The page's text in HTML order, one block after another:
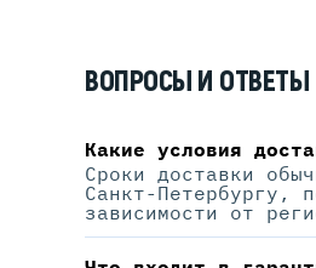
ВОПРОСЫ И ОТВЕТЫ
Какие условия
Сроки доставки
Санкт-Петербургу,
зависимости от